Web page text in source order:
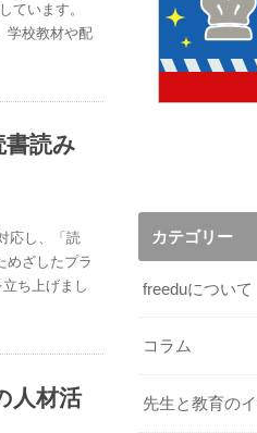
ています。
学校教材や配
読み
応し、「読
めざしたプラ
ち上げまし
人材活
カテゴリー
freeduについて
コラム
先生と教育の